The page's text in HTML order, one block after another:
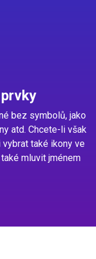
bez symbolů, jako
atd. Chcete-li však
také ikony ve
mluvit jménem